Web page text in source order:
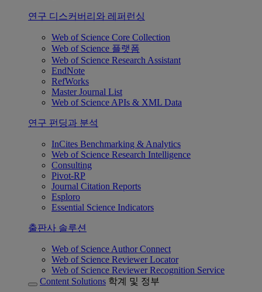
연구 디스커버리와 레퍼런싱
Web of Science Core Collection
Web of Science 플랫폼
Web of Science Research Assistant
EndNote
RefWorks
Master Journal List
Web of Science APIs & XML Data
연구 펀딩과 분석
InCites Benchmarking & Analytics
Web of Science Research Intelligence
Consulting
Pivot-RP
Journal Citation Reports
Esploro
Essential Science Indicators
출판사 솔루션
Web of Science Author Connect
Web of Science Reviewer Locator
Web of Science Reviewer Recognition Service
Content Solutions 학계 및 정부